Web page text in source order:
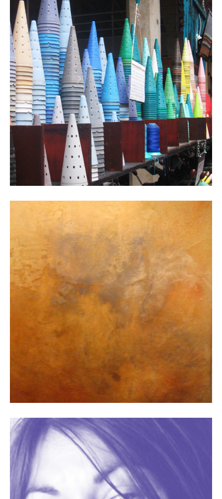
L’art de la couleur
Véritables codes sociaux, elles concentrent le reflet d’une
époque, d’un continent et d’une culture et font jouer en
permanence significations et symboles.